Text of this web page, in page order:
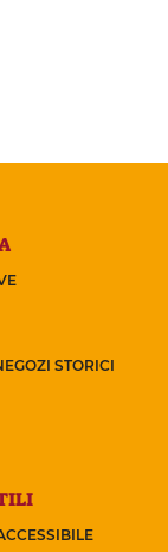
STORICI